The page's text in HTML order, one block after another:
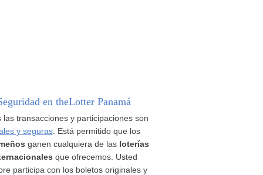
en theLotter Panamá
las transacciones y participaciones son
y seguras. Está permitido que los
ganen cualquiera de las loterías
que ofrecemos. Usted
participa con los boletos originales y